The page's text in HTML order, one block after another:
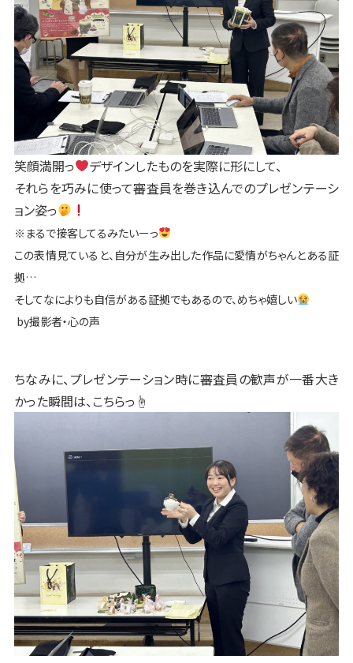
笑顔満開っ
デザインしたものを実際に形にして、
それらを巧みに使って審査員を巻き込んでのプレゼンテーシ
ョン姿っ
※まるで接客してるみたいーっ
この表情見ていると、自分が生み出した作品に愛情がちゃんとある証
拠…
そしてなによりも自信がある証拠でもあるので、めちゃ嬉しい
by撮影者・心の声
ちなみに、プレゼンテーション時に審査員の歓声が一番大き
かった瞬間は、こちらっ☝️